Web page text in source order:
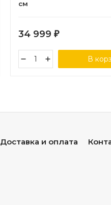
см
34 999 ₽
В
Доставка и оплата